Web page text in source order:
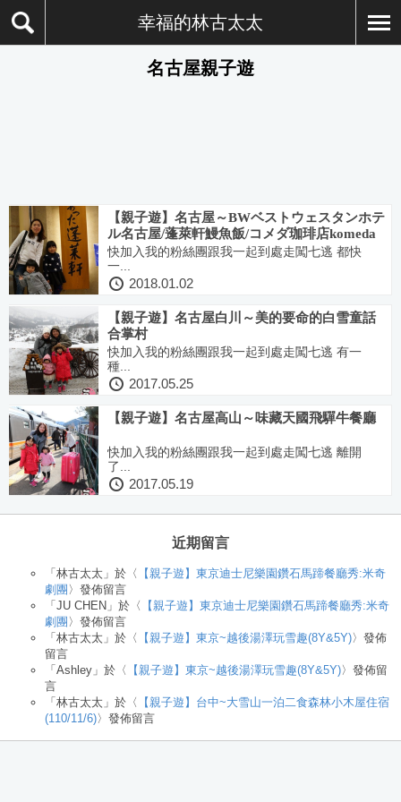
幸福的林古太太
名古屋親子遊
【親子遊】名古屋～BWベストウェスタンホテ
ル名古屋/蓬萊軒鰻魚飯/コメダ珈琲店komeda
咖啡
快加入我的粉絲團跟我一起到處走闖七逃 都快
一...
2018.01.02
【親子遊】名古屋白川～美的要命的白雪童話
合掌村
快加入我的粉絲團跟我一起到處走闖七逃 有一
種...
2017.05.25
【親子遊】名古屋高山～味藏天國飛驒牛餐廳
快加入我的粉絲團跟我一起到處走闖七逃 離開
了...
2017.05.19
近期留言
「 林古太太 」於〈
【親子遊】東京迪士尼樂園鑽石馬蹄餐廳秀:米奇
劇團 〉發佈留言
「 JU CHEN 」於〈
【親子遊】東京迪士尼樂園鑽石馬蹄餐廳秀:米奇
劇團 〉發佈留言
「 林古太太 」於〈 【親子遊】東京~越後湯澤玩雪趣(8Y&5Y)〉發佈
留言
「 Ashley 」於〈 【親子遊】東京~越後湯澤玩雪趣(8Y&5Y)〉發佈留
言
「 林古太太 」於〈
【親子遊】台中~大雪山一泊二食森林小木屋住宿
(110/11/6)〉發佈留言